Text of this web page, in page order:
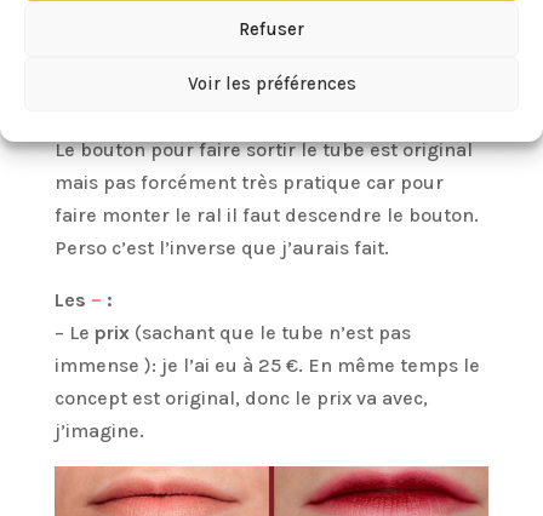
Refuser
Voir les préférences
: correct. Il faut bien penser à poudrer
meilleure tenue (ça marche pour tous les rals).
Le bouton pour faire sortir le tube est original
mais pas forcément très pratique car pour
faire monter le ral il faut descendre le bouton.
Perso c’est l’inverse que j’aurais fait.
Les – :
– Le prix(sachant que le tube n’est pas
immense ): je l’ai eu à 25 €. En même temps le
concept est original, donc le prix va avec,
j’imagine.